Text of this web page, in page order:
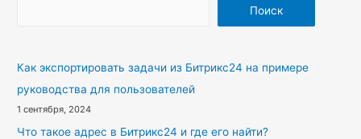
Поиск
Как экспортировать задачи из Битрикс24 на примере
руководства для пользователей
1 сентября, 2024
Что такое адрес в Битрикс24 и где его найти?